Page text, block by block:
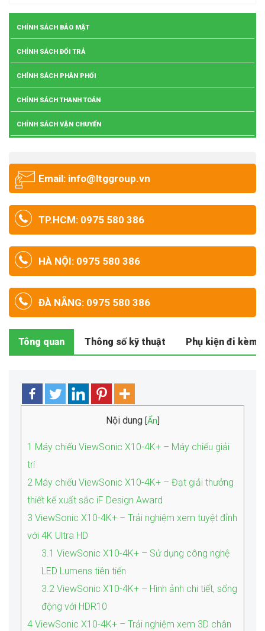
CHÍNH SÁCH BẢO MẬT
CHÍNH SÁCH ĐỔI TRẢ
CHÍNH SÁCH PHÂN PHỐI
CHÍNH SÁCH THANH TOÁN
CHÍNH SÁCH VẬN CHUYỂN
Email: info@ltggroup.vn
TP.HCM: 0975 580 386
HÀ NỘI: 0975 580 386
ĐÀ NẴNG: 0975 580 386
Tông quan Thông số kỹ thuật Phụ kiện đi kèm
Nội dung [Ẩn
1 Máy chiếu ViewSonic X10-4K+ – Máy chiếu giải
trí
2 Máy chiếu ViewSonic X10-4K+ – Đạt giải thưởng
thiết kế xuất sắc iF Design Award
3 ViewSonic X10-4K+ – Trải nghiệm xem tuyệt đỉnh
với 4K Ultra HD
3.1 ViewSonic X10-4K+ – Sử dụng công nghệ
LED Lumens tiên tiến
3.2 ViewSonic X10-4K+ – Hình ảnh chi tiết, sống
động với HDR10
4 ViewSonic X10-4K+ – Trải nghiệm xem 3D chân